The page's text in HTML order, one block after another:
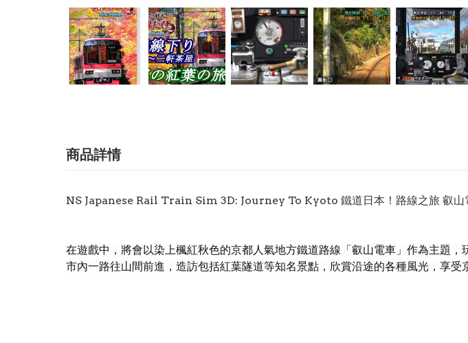
商品詳情
NS Japanese Rail Train Sim 3D: Journey To Kyoto 鐵道日本！路線之旅 叡山
在遊戲中，將會以染上楓紅秋色的京都人氣地方鐵道路線「叡山電車」作為主題
市內一路往山間前進，造訪包括紅葉隧道等知名景點，欣賞沿途的各種風光，享受